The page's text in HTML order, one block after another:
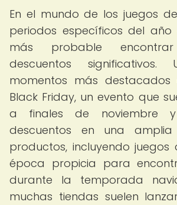
En el mundo de los juegos
periodos específicos del
más probable
descuentos
momentos más
Black Friday, un evento que
a finales de noviembre
descuentos en una
productos, incluyendo juegos
época propicia para
durante la temporada
muchas tiendas suelen